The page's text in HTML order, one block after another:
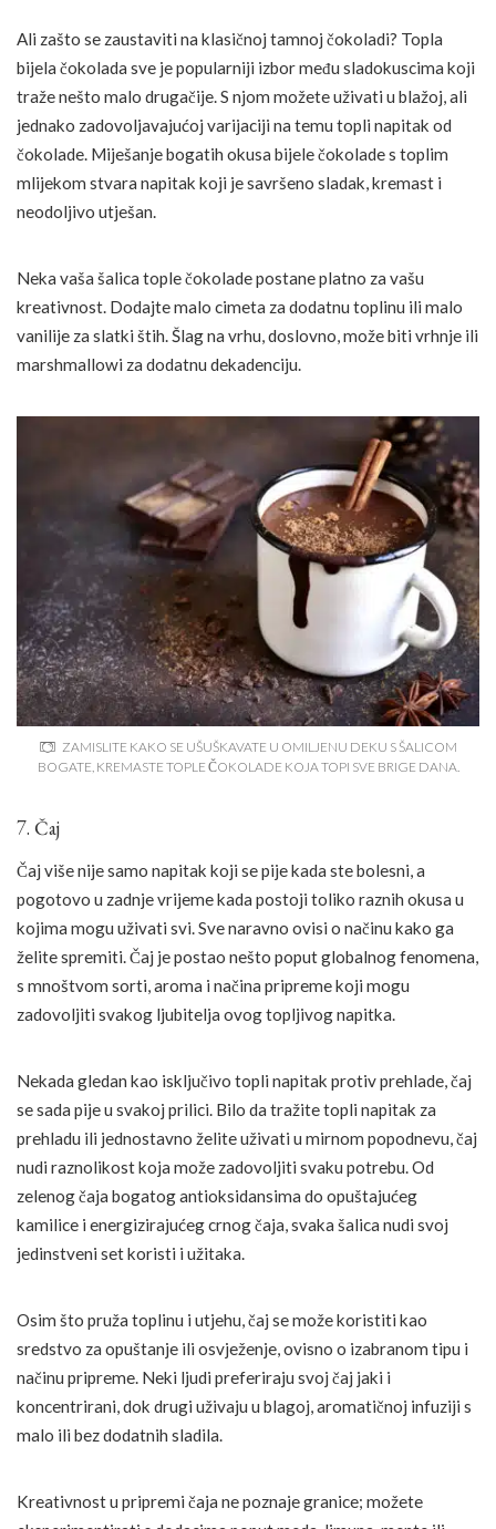
Ali zašto se zaustaviti na klasičnoj tamnoj čokoladi? Topla
bijela čokolada sve je popularniji izbor među sladokuscima koji
traže nešto malo drugačije. S njom možete uživati u blažoj, ali
jednako zadovoljavajućoj varijaciji na temu topli napitak od
čokolade. Miješanje bogatih okusa bijele čokolade s toplim
mlijekom stvara napitak koji je savršeno sladak, kremast i
neodoljivo utješan.
Neka vaša šalica tople čokolade postane platno za vašu
kreativnost. Dodajte malo cimeta za dodatnu toplinu ili malo
vanilije za slatki štih. Šlag na vrhu, doslovno, može biti vrhnje ili
marshmallowi za dodatnu dekadenciju.
ZAMISLITE KAKO SE UŠUŠKAVATE U OMILJENU DEKU S ŠALICOM
BOGATE, KREMASTE TOPLE ČOKOLADE KOJA TOPI SVE BRIGE DANA.
7. Čaj
Čaj više nije samo napitak koji se pije kada ste bolesni, a
pogotovo u zadnje vrijeme kada postoji toliko raznih okusa u
kojima mogu uživati svi. Sve naravno ovisi o načinu kako ga
želite spremiti. Čaj je postao nešto poput globalnog fenomena,
s mnoštvom sorti, aroma i načina pripreme koji mogu
zadovoljiti svakog ljubitelja ovog topljivog napitka.
Nekada gledan kao isključivo topli napitak protiv prehlade, čaj
se sada pije u svakoj prilici. Bilo da tražite topli napitak za
prehladu ili jednostavno želite uživati u mirnom popodnevu, čaj
nudi raznolikost koja može zadovoljiti svaku potrebu. Od
zelenog čaja bogatog antioksidansima do opuštajućeg
kamilice i energizirajućeg crnog čaja, svaka šalica nudi svoj
jedinstveni set koristi i užitaka.
Osim što pruža toplinu i utjehu, čaj se može koristiti kao
sredstvo za opuštanje ili osvježenje, ovisno o izabranom tipu i
načinu pripreme. Neki ljudi preferiraju svoj čaj jaki i
koncentrirani, dok drugi uživaju u blagoj, aromatičnoj infuziji s
malo ili bez dodatnih sladila.
Kreativnost u pripremi čaja ne poznaje granice; možete